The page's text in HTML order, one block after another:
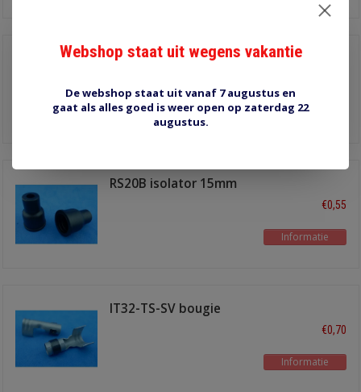
IT118C bougie terminal
Informatie
RS20B isolator 15mm
€0,55
Informatie
IT32-TS-SV bougie
€0,70
Informatie
Webshop staat uit wegens vakantie
De webshop staat uit vanaf 7 augustus en
gaat als alles goed is weer open op zaterdag 22
augustus.